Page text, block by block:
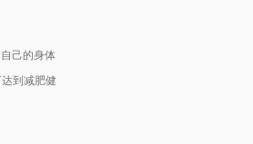
己的身体
到减肥健